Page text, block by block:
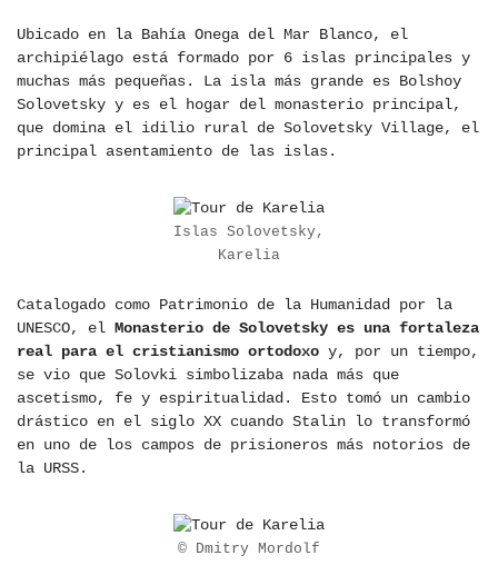
Ubicado en la Bahía Onega del Mar Blanco, el
archipiélago está formado por 6 islas principales y
muchas más pequeñas. La isla más grande es Bolshoy
Solovetsky y es el hogar del monasterio principal,
que domina el idilio rural de Solovetsky Village, el
principal asentamiento de las islas.
Islas Solovetsky,
Karelia
Catalogado como Patrimonio de la Humanidad por la
UNESCO, el Monasterio de Solovetsky es una fortaleza
real para el cristianismo ortodoxo y, por un tiempo,
se vio que Solovki simbolizaba nada más que
ascetismo, fe y espiritualidad. Esto tomó un cambio
drástico en el siglo XX cuando Stalin lo transformó
en uno de los campos de prisioneros más notorios de
la URSS.
© Dmitry Mordolf